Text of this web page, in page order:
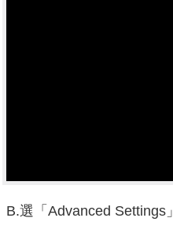
B.選「Advanced Settings」